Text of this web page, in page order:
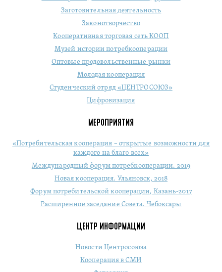
Заготовительная деятельность
Законотворчество
Кооперативная торговая сеть КООП
Музей истории потребкооперации
Оптовые продовольственные рынки
Молодая кооперация
Студенческий отряд «ЦЕНТРОСОЮЗ»
Цифровизация
МЕРОПРИЯТИЯ
«Потребительская кооперация – открытые возможности для
каждого на благо всех»
Международный форум потребкооперации. 2019
Новая кооперация. Ульяновск, 2018
Форум потребительской кооперации, Казань-2017
Расширенное заседание Совета. Чебоксары
ЦЕНТР ИНФОРМАЦИИ
Новости Центросоюза
Кооперация в СМИ